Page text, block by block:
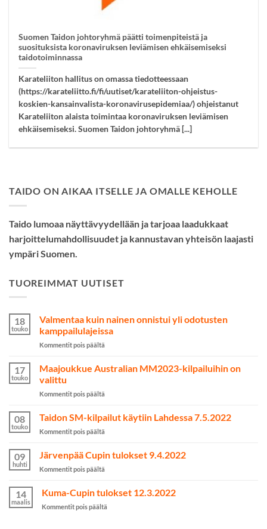
Suomen Taidon johtoryhmä päätti toimenpiteistä ja
suosituksista koronaviruksen leviämisen ehkäisemiseksi
taidotoiminnassa
Karateliiton hallitus on omassa tiedotteessaan
(https://karateliitto.fi/fi/uutiset/karateliiton-ohjeistus-
koskien-kansainvalista-koronavirusepidemiaa/) ohjeistanut
Karateliiton alaista toimintaa koronaviruksen leviämisen
ehkäisemiseksi. Suomen Taidon johtoryhmä [...]
TAIDO ON AIKAA ITSELLE JA OMALLE KEHOLLE
Taido lumoaa näyttävyydellään ja tarjoaa laadukkaat
harjoittelumahdollisuudet ja kannustavan yhteisön laajasti
ympäri Suomen.
TUOREIMMAT UUTISET
18
touko
Valmentaa kuin nainen onnistui yli odotusten
kamppailulajeissa
Kommentit pois päältä
kuin
kamppailulajeissa
17
touko
Maajoukkue Australian MM2023-kilpailuihin on
valittu
Kommentit pois päältä
Australian
valittu
08
touko
Taidon SM-kilpailut käytiin Lahdessa 7.5.2022
Kommentit pois päältä
SM-
7.5.2022
09
huhti
Järvenpää Cupin tulokset 9.4.2022
Kommentit pois päältä
Cupin
9.4.2022
14
maalis
Kuma-Cupin tulokset 12.3.2022
Kommentit pois päältä